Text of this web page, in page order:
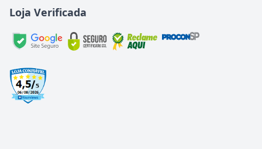
Loja Verificada